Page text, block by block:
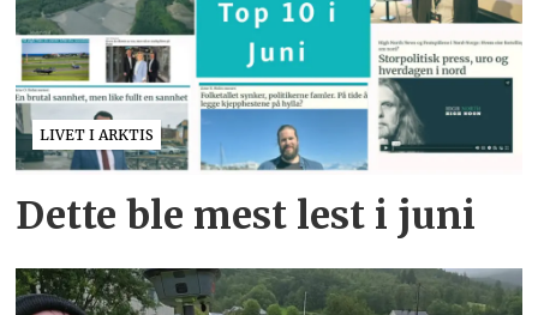
LIVET I ARKTIS
Dette ble mest lest i juni